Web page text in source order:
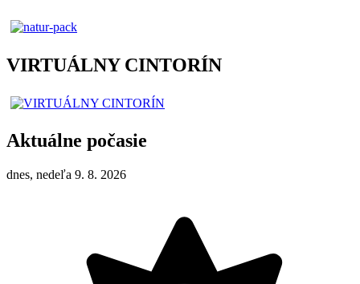
VIRTUÁLNY CINTORÍN
Aktuálne počasie
dnes, nedeľa 9. 8. 2026